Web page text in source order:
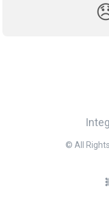
© All